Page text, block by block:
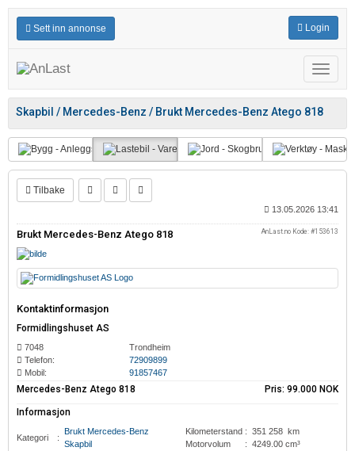
Sett inn annonse Login
Meny
Skapbil / Mercedes-Benz / Brukt Mercedes-Benz Atego 818
Tilbake
13.05.2026 13:41
Brukt Mercedes-Benz Atego 818 AnLast.no Kode: #153613
Kontaktinformasjon
Formidlingshuset AS
7048
Trondheim
Telefon:
72909899
Mobil:
91857467
Mercedes-Benz Atego 818 Pris: 99.000 NOK
Informasjon
Kategori :
Brukt Mercedes-Benz
Skapbil
Kilometerstand : 351 258 km
Motorvolum
: 4249.00 cm³